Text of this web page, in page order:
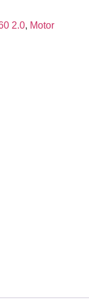
2.0, Motor